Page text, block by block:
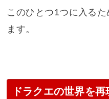
このひとつ1つに入る
ます。
ドラクエの世界を